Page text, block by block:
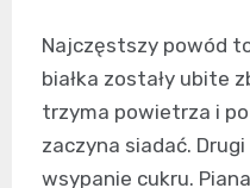
Najczęstszy powód
białka zostały ubite
trzyma powietrza i
zaczyna siadać.
wsypanie cukru.